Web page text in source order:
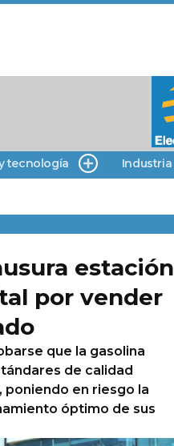
tecnología Industria
estación
por vender
que la gasolina
de calidad
en riesgo la
óptimo de sus